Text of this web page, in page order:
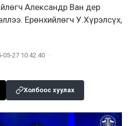
Александр Ван дер
Ерөнхийлөгч У.Хүрэлсүх,
05-27 10:42:40 ·
Холбоос хуулах